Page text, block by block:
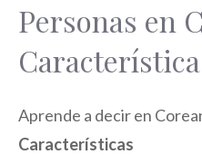
Personas en
Aprende a decir en
Características